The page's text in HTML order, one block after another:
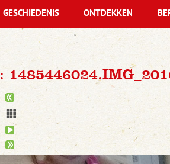
:
GESCHIEDENIS ONTDEKKEN